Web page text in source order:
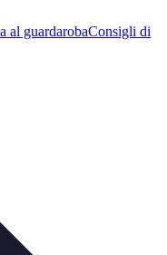
al guardarobaConsigli di